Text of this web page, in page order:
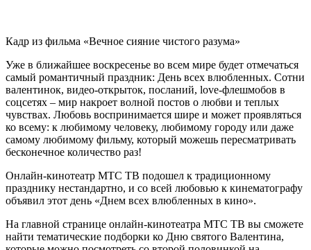
Кадр из фильма «Вечное сияние чистого разума»
Уже в ближайшее воскресенье во всем мире будет отмечаться
самый романтичный праздник: День всех влюбленных. Сотни
валентинок, видео-открыток, посланий, love-флешмобов в
соцсетях – мир накроет волной постов о любви и теплых
чувствах. Любовь воспринимается шире и может проявляться
ко всему: к любимому человеку, любимому городу или даже
самому любимому фильму, который можешь пересматривать
бесконечное количество раз!
Онлайн-кинотеатр МТС ТВ подошел к традиционному
празднику нестандартно, и со всей любовью к кинематографу
объявил этот день «Днем всех влюбленных в кино».
На главной странице онлайн-кинотеатра МТС ТВ вы сможете
найти тематические подборки ко Дню святого Валентина,